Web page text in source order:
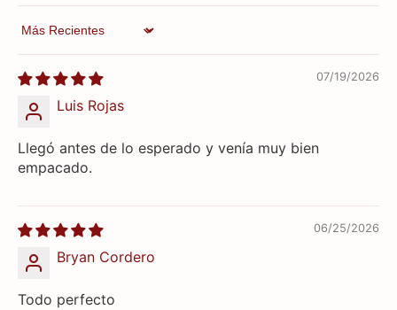
Sort by
07/19/2026
Luis Rojas
Llegó antes de lo esperado y venía muy bien
empacado.
06/25/2026
Bryan Cordero
Todo perfecto